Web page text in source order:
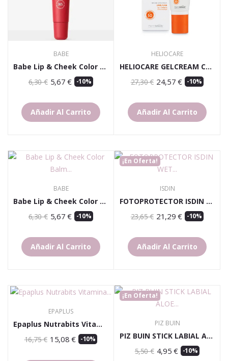
BABE
Babe Lip & Cheek Color Balm SPF 50 Rojo
6,30 € 5,67 € -10%
Añadir Al Carrito
HELIOCARE
HELIOCARE GELCREAM COLOR LIGHT SPF50 50M
27,30 € 24,57 € -10%
Añadir Al Carrito
BABE
Babe Lip & Cheek Color Balm SPF 50 Nude
6,30 € 5,67 € -10%
Añadir Al Carrito
¡En Oferta!
ISDIN
FOTOPROTECTOR ISDIN WET T.SPRAY 50+ 200
23,65 € 21,29 € -10%
Añadir Al Carrito
EPAPLUS
Epaplus Nutrabits Vitamina C, 60 Cápsulas
16,75 € 15,08 € -10%
¡En Oferta!
PIZ BUIN
PIZ BUIN STICK LABIAL ALOE SPF 30
5,50 € 4,95 € -10%